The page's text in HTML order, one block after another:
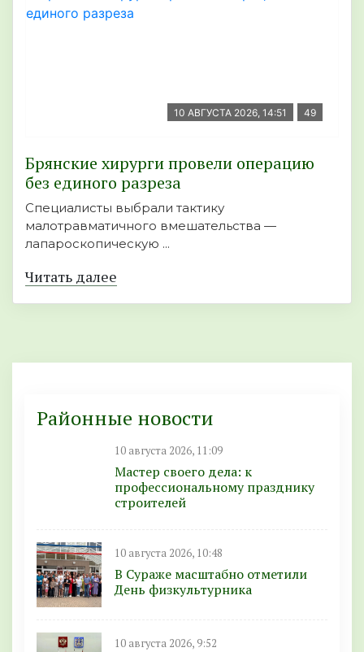
10 АВГУСТА 2026, 14:51 49
Брянские хирурги провели операцию
без единого разреза
Специалисты выбрали тактику
малотравматичного вмешательства —
лапароскопическую ...
Читать далее
Районные новости
10 августа 2026, 11:09
Мастер своего дела: к
профессиональному празднику
строителей
10 августа 2026, 10:48
В Сураже масштабно отметили
День физкультурника
10 августа 2026, 9:52